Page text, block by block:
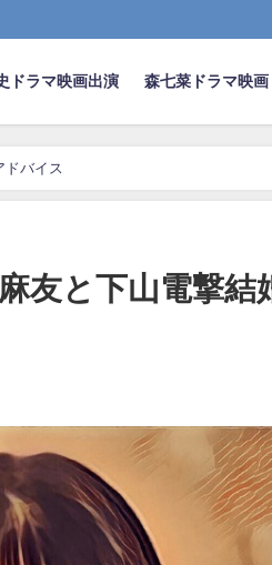
ドラマ映画出演 森七菜ドラマ映画
ドバイス
友と下山電撃結